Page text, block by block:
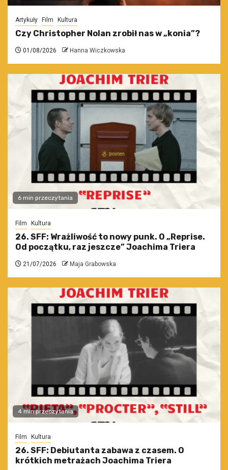
Artykuły Film Kultura
Czy Christopher Nolan zrobił nas w „konia”?
01/08/2026 Hanna Wiczkowska
6 min przeczytania
Film Kultura
26. SFF: Wrażliwość to nowy punk. O „Reprise.
Od początku, raz jeszcze” Joachima Triera
21/07/2026 Maja Grabowska
4 min przeczytania
Film Kultura
26. SFF: Debiutanta zabawa z czasem. O
krótkich metrażach Joachima Triera